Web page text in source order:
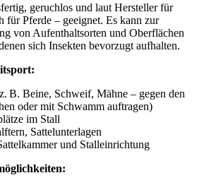
geruchlos und laut Hersteller für
für Pferde – geeignet. Es kann zur
von Aufenthaltsorten und Oberflächen
sich Insekten bevorzugt aufhalten.
B. Beine, Schweif, Mähne – gegen den
oder mit Schwamm auftragen)
im Stall
Sattelunterlagen
und Stalleinrichtung